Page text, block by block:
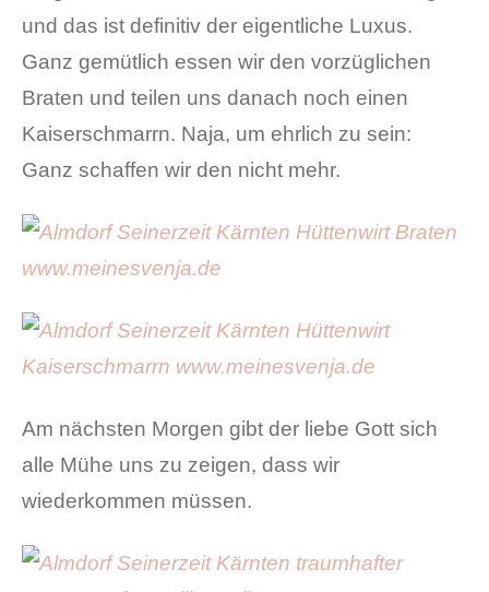
und das ist definitiv der eigentliche Luxus.
Ganz gemütlich essen wir den vorzüglichen
Braten und teilen uns danach noch einen
Kaiserschmarrn. Naja, um ehrlich zu sein:
Ganz schaffen wir den nicht mehr.
Am nächsten Morgen gibt der liebe Gott sich
alle Mühe uns zu zeigen, dass wir
wiederkommen müssen.